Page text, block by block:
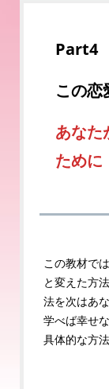
Part4
この恋
あなた
ために
この教材で
と変えた方
法を次はあ
学べば幸せ
具体的な方